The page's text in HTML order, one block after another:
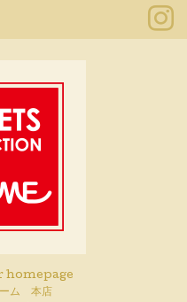
homepage
ーム 本店